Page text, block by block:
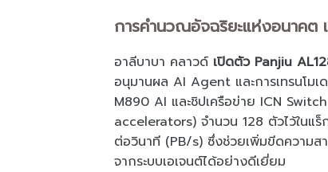
การคำนวณอัจฉริยะแห่งอนาคต
อาลีบาบา คลาวด์ เปิดตัว Panjiu
อนุมานผล AI Agent และการเทรนโม
M890 AI และชิปเครือข่าย ICN
accelerators) จำนวน 128 ตัวไว้ในแ
ต่อวินาที (PB/s) ซึ่งช่วยเพิ่มขีดความส
จากระบบเอเจนต์ได้อย่างดีเยี่ยม